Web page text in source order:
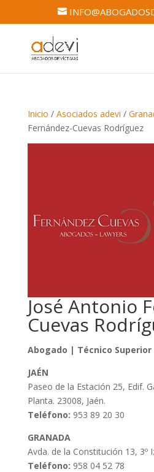
Inicio / Asociados adevi /
Fernández-Cuevas Rodríguez
José Antonio
Cuevas
Abogado | Técnico Superior
JAÉN
Paseo de la Estación 25, Edif.
Planta. 23008, Jaén.
Teléfono: 953 89 20 30
GRANADA
Avda. de la Constitución 13, 3º
Teléfono: 958 04 52 78